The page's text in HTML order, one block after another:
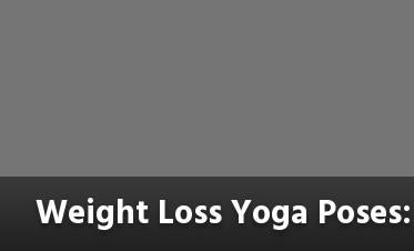
Weight Loss Yoga Poses: